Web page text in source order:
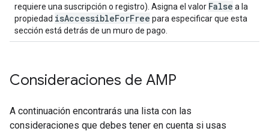
requiere una suscripción o registro). Asigna el valor False a la
propiedad isAccessibleForFree para especificar que esta
sección está detrás de un muro de pago.
Consideraciones de AMP
A continuación encontrarás una lista con las
consideraciones que debes tener en cuenta si usas